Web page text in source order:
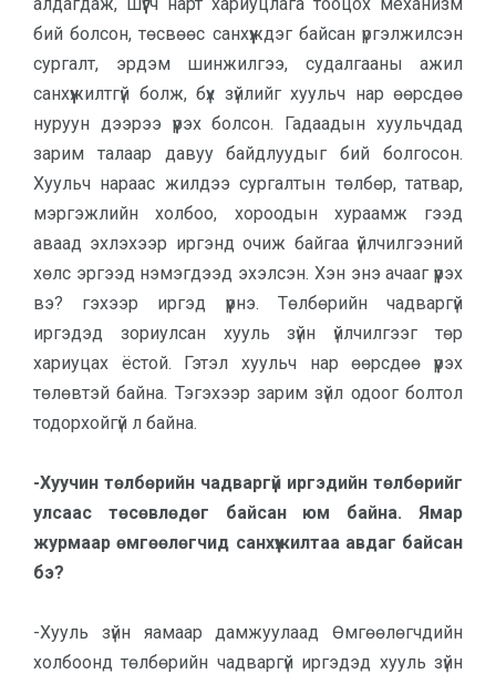
бий болсон, төсвөөс санхүүждэг байсан үргэлжилсэн
сургалт, эрдэм шинжилгээ, судалгааны ажил
санхүүжилтгүй болж, бүх зүйлийг хуульч нар өөрсдөө
нуруун дээрээ үүрэх болсон. Гадаадын хуульчдад
зарим талаар давуу байдлуудыг бий болгосон.
Хуульч нараас жилдээ сургалтын төлбөр, татвар,
мэргэжлийн холбоо, хороодын хураамж гээд
аваад эхлэхээр иргэнд очиж байгаа үйлчилгээний
хөлс эргээд нэмэгдээд эхэлсэн. Хэн энэ ачааг үүрэх
вэ? гэхээр иргэд үүрнэ. Төлбөрийн чадваргүй
иргэдэд зориулсан хууль зүйн үйлчилгээг төр
хариуцах ёстой. Гэтэл хуульч нар өөрсдөө үүрэх
төлөвтэй байна. Тэгэхээр зарим зүйл одоог болтол
тодорхойгүй л байна.
-Хуучин төлбөрийн чадваргүй иргэдийн төлбөрийг
улсаас төсөвлөдөг байсан юм байна. Ямар
журмаар өмгөөлөгчид санхүүжилтаа авдаг байсан
бэ?
-Хууль зүйн яамаар дамжуулаад Өмгөөлөгчдийн
холбоонд төлбөрийн чадваргүй иргэдэд хууль зүйн